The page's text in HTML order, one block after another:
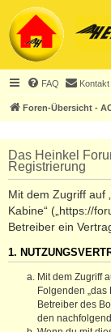
FAQ Kontakt
Foren-Übersicht -
Das Heinkel
Registrierung
Mit dem Zugriff auf
Kabine“ („https://
Betreiber ein
1.
Mit dem Zugriff
Folgenden
Betreiber des
den